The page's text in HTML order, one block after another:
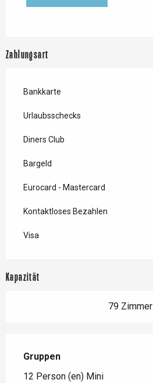
Zahlungsart
Bankkarte
Urlaubsschecks
Diners Club
Bargeld
Eurocard - Mastercard
Kontaktloses Bezahlen
Visa
Kapazität
79 Zimmer
Gruppen
Gruppen
12 Person (en) Mini